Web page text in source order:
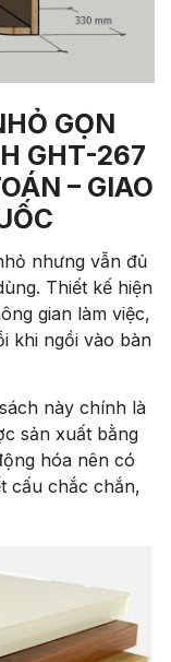
GỌN
GHT-267
– GIAO
nhưng vẫn đủ
Thiết kế hiện
gian làm việc,
khi ngồi vào bàn
này chính là
sản xuất bằng
hóa nên có
cấu chắc chắn,